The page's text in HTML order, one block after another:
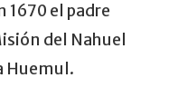
1670 el padre
del Nahuel
Huemul.